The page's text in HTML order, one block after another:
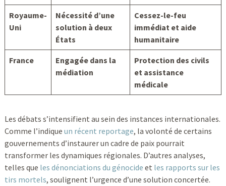
Royaume-
Uni
Nécessité d’une
solution à deux
États
Cessez-le-feu
immédiat et aide
humanitaire
France
Engagée dans la
médiation
Protection des civils
et assistance
médicale
Les débats s’intensifient au sein des instances internationales.
Comme l’indique un récent reportage, la volonté de certains
gouvernements d’instaurer un cadre de paix pourrait
transformer les dynamiques régionales. D’autres analyses,
telles que les dénonciations du génocide et les rapports sur les
tirs mortels, soulignent l’urgence d’une solution concertée.